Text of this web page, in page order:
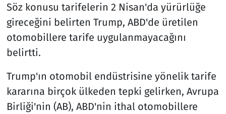
Söz konusu tarifelerin 2 Nisan'da yürürlüğe
gireceğini belirten Trump, ABD'de üretilen
otomobillere tarife uygulanmayacağını
belirtti.
Trump'ın otomobil endüstrisine yönelik tarife
kararına birçok ülkeden tepki gelirken, Avrupa
Birliği'nin (AB), ABD'nin ithal otomobillere